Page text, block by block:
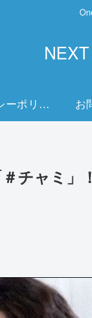
プライバシーポリシー お
チャミ」